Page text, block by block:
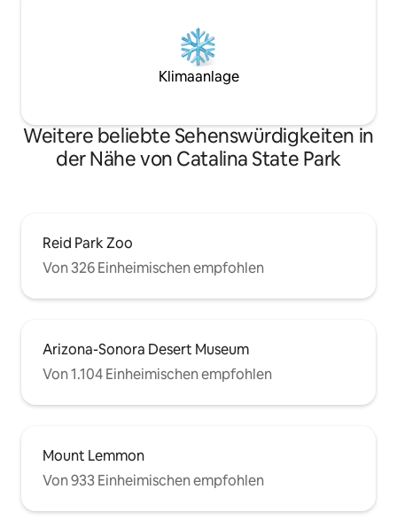
Klimaanlage
Weitere beliebte Sehenswürdigkeiten in
der Nähe von Catalina State Park
Reid Park Zoo
Von 326 Einheimischen empfohlen
Arizona-Sonora Desert Museum
Von 1.104 Einheimischen empfohlen
Mount Lemmon
Von 933 Einheimischen empfohlen